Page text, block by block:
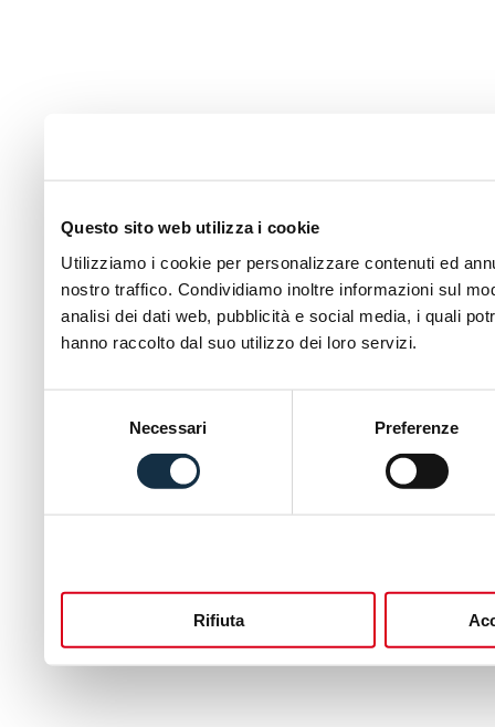
Questo sito web utilizza i cookie
Utilizziamo i cookie per personalizzare contenuti ed
nostro traffico. Condividiamo inoltre informazioni sul
analisi dei dati web, pubblicità e social media, i quali
hanno raccolto dal suo utilizzo dei loro servizi.
Necessari Preferenze
Rifiuta